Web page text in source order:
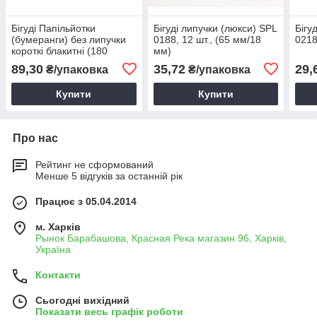
Бігуді Папільйотки
(бумеранги) без липучки
короткі блакитні (180
89,30 ₴/упаковка
Купити
Бігуді липучки (люкси) SPL
0188, 12 шт., (65 мм/18
мм)
35,72₴/упаковка
Купити
Про нас
Рейтинг не сформований
Менше 5 відгуків за останній рік
Працює з 05.04.2014
м. Харків
Рынок Барабашова, Красная Река магазин 96, Харків,
Україна
Контакти
Сьогодні вихідний
Показати весь графік роботи